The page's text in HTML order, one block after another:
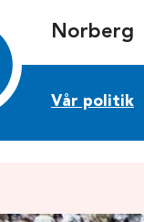
Norberg
Vår politik